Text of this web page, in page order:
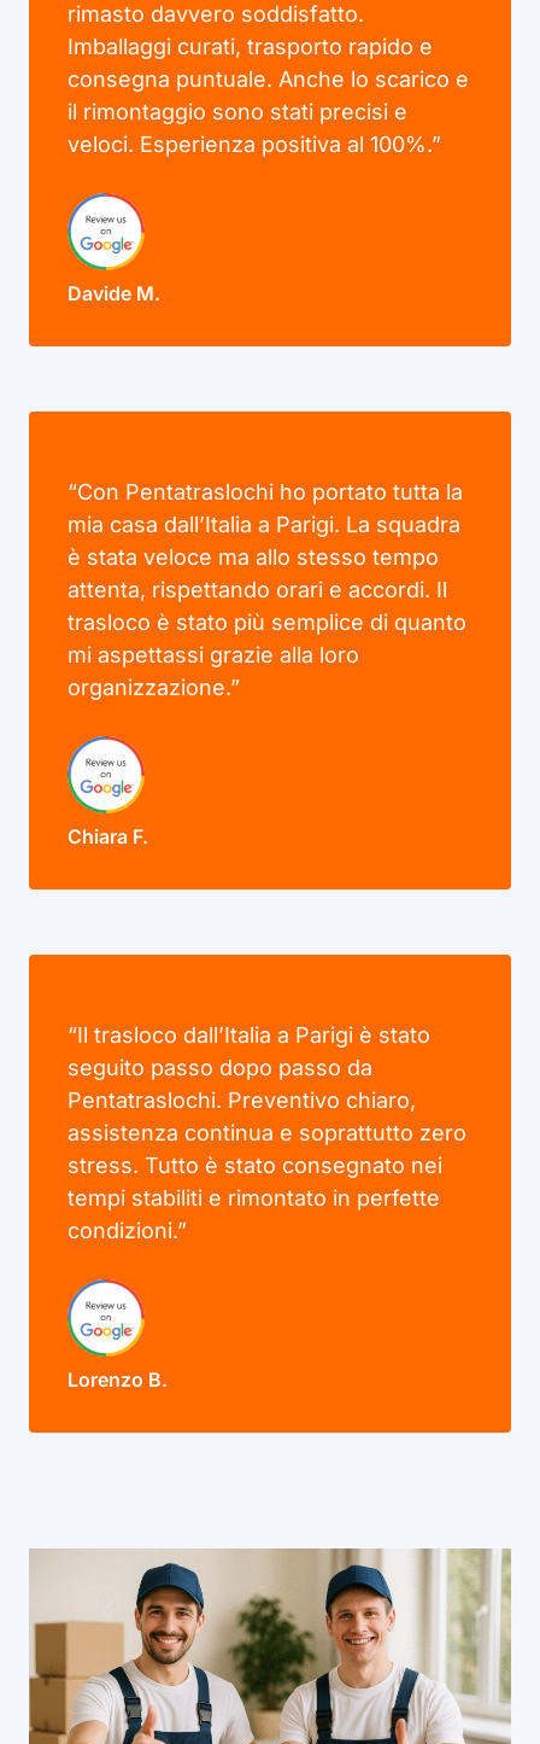
rimasto davvero soddisfatto.
Imballaggi curati, trasporto rapido e
consegna puntuale. Anche lo scarico e
il rimontaggio sono stati precisi e
veloci. Esperienza positiva al 100%.”
Davide M.
“Con Pentatraslochi ho portato tutta la
mia casa dall’Italia a Parigi. La squadra
è stata veloce ma allo stesso tempo
attenta, rispettando orari e accordi. Il
trasloco è stato più semplice di quanto
mi aspettassi grazie alla loro
organizzazione.”
Chiara F.
“Il trasloco dall’Italia a Parigi è stato
seguito passo dopo passo da
Pentatraslochi. Preventivo chiaro,
assistenza continua e soprattutto zero
stress. Tutto è stato consegnato nei
tempi stabiliti e rimontato in perfette
condizioni.”
Lorenzo B.